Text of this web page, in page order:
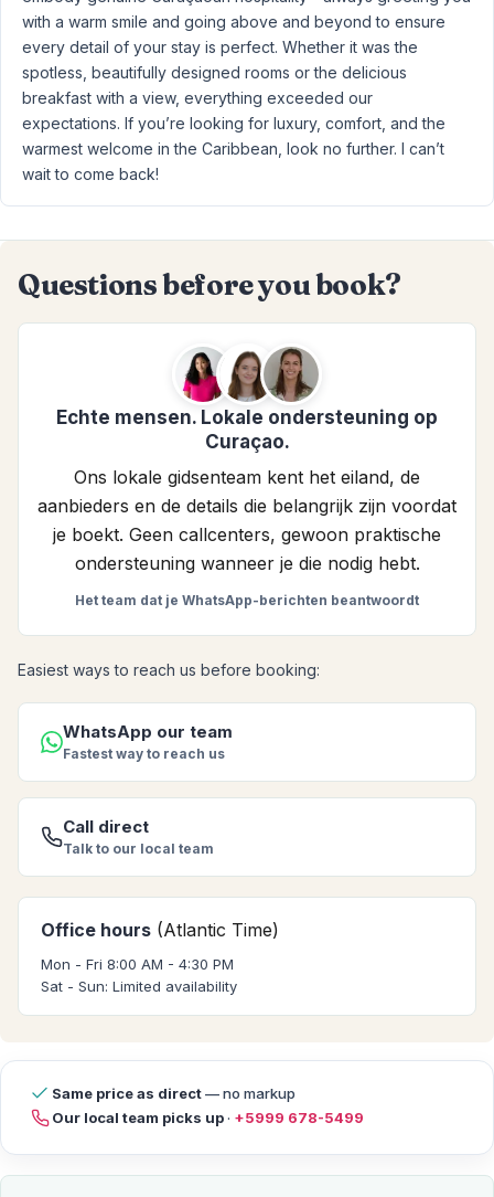
with a warm smile and going above and beyond to ensure
every detail of your stay is perfect. Whether it was the
spotless, beautifully designed rooms or the delicious
breakfast with a view, everything exceeded our
expectations. If you’re looking for luxury, comfort, and the
warmest welcome in the Caribbean, look no further. I can’t
wait to come back!
Questions before you book?
Echte mensen. Lokale ondersteuning op
Curaçao.
Ons lokale gidsenteam kent het eiland, de
aanbieders en de details die belangrijk zijn voordat
je boekt. Geen callcenters, gewoon praktische
ondersteuning wanneer je die nodig hebt.
Het team dat je WhatsApp-berichten beantwoordt
Easiest ways to reach us before booking:
WhatsApp our team
Fastest way to reach us
Call direct
Talk to our local team
Office hours (Atlantic Time)
Mon - Fri 8:00 AM - 4:30 PM
Sat - Sun: Limited availability
Same price as direct— no markup
Our local team picks up· +5999 678-5499